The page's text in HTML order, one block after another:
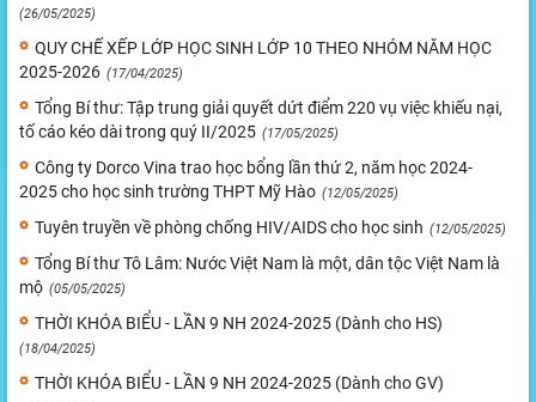
(26/05/2025)
QUY CHẾ XẾP LỚP HỌC SINH LỚP 10 THEO NHÓM NĂM HỌC
2025-2026 (17/04/2025)
Tổng Bí thư: Tập trung giải quyết dứt điểm 220 vụ việc khiếu nại,
tố cáo kéo dài trong quý II/2025 (17/05/2025)
Công ty Dorco Vina trao học bổng lần thứ 2, năm học 2024-
2025 cho học sinh trường THPT Mỹ Hào (12/05/2025)
Tuyên truyền về phòng chống HIV/AIDS cho học sinh (12/05/2025)
Tổng Bí thư Tô Lâm: Nước Việt Nam là một, dân tộc Việt Nam là
mộ (05/05/2025)
THỜI KHÓA BIỂU - LẦN 9 NH 2024-2025 (Dành cho HS)
(18/04/2025)
THỜI KHÓA BIỂU - LẦN 9 NH 2024-2025 (Dành cho GV)